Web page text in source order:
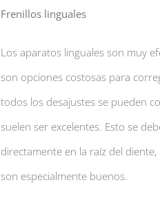
Frenillos linguales
Los aparatos linguales son muy
son opciones costosas para
todos los desajustes se pueden
suelen ser excelentes. Esto se
directamente en la raíz del
son especialmente buenos.